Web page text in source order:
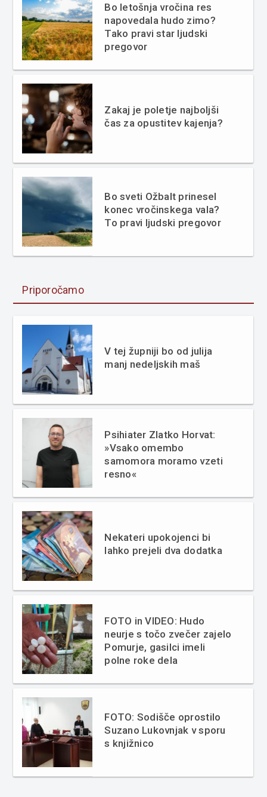
Bo letošnja vročina res
napovedala hudo zimo?
Tako pravi star ljudski
pregovor
Zakaj je poletje najboljši
čas za opustitev kajenja?
Bo sveti Ožbalt prinesel
konec vročinskega vala?
To pravi ljudski pregovor
Priporočamo
V tej župniji bo od julija
manj nedeljskih maš
Psihiater Zlatko Horvat:
»Vsako omembo
samomora moramo vzeti
resno«
Nekateri upokojenci bi
lahko prejeli dva dodatka
FOTO in VIDEO: Hudo
neurje s točo zvečer zajelo
Pomurje, gasilci imeli
polne roke dela
FOTO: Sodišče oprostilo
Suzano Lukovnjak v sporu
s knjižnico